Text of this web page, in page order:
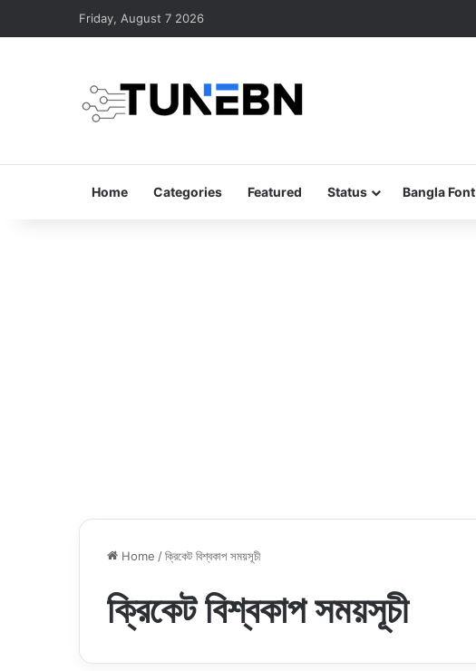
Friday, August 7 2026
Home Categories Featured Status Bangla Font
Home /ক্রিকেট বিশ্বকাপ সময়সূচী
ক্রিকেট বিশ্বকাপ সময়সূচী